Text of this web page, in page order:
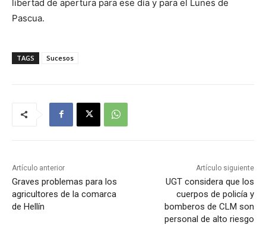
libertad de apertura para ese día y para el Lunes de
Pascua.
TAGS Sucesos
Artículo anterior
Graves problemas para los
agricultores de la comarca
de Hellín
Artículo siguiente
UGT considera que los
cuerpos de policía y
bomberos de CLM son
personal de alto riesgo